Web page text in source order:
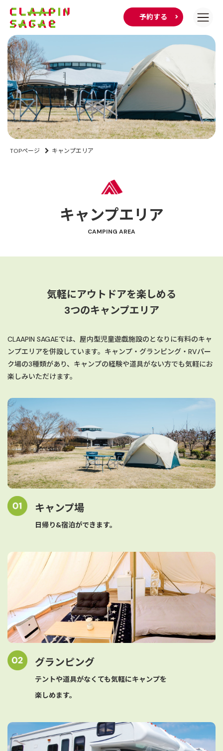
予約する
TOPページ キャンプエリア
キャンプエリア
CAMPING AREA
気軽にアウトドアを楽しめる
3つのキャンプエリア
CLAAPIN SAGAEでは、屋内型児童遊戯施設のとなりに有料のキャ
ンプエリアを併設しています。キャンプ・グランピング・RVパー
ク場の3種類があり、キャンプの経験や道具がない方でも気軽にお
楽しみいただけます。
キャンプ場
日帰り&宿泊ができます。
グランピング
テントや道具がなくても気軽にキャンプを
楽しめます。